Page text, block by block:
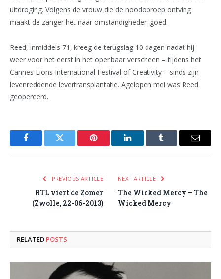
uitdroging. Volgens de vrouw die de noodoproep ontving
maakt de zanger het naar omstandigheden goed.
Reed, inmiddels 71, kreeg de terugslag 10 dagen nadat hij
weer voor het eerst in het openbaar verscheen – tijdens het
Cannes Lions International Festival of Creativity – sinds zijn
levenreddende levertransplantatie. Agelopen mei was Reed
geopereerd.
FacebookTwitter Pinterest LinkedInTumblr Email
PREVIOUS ARTICLE
RTL viert de Zomer
(Zwolle, 22-06-2013)
NEXT ARTICLE
The Wicked Mercy – The
Wicked Mercy
RELATED POSTS